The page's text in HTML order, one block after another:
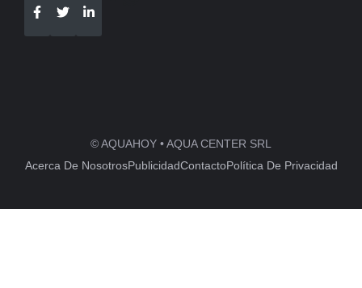
© AQUAHOY • AQUA CENTER SRL
Acerca De NosotrosPublicidadContactoPolítica De Privacidad